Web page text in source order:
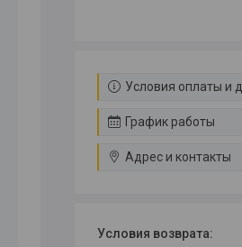
Условия оплаты и
График работы
Адрес и контакты